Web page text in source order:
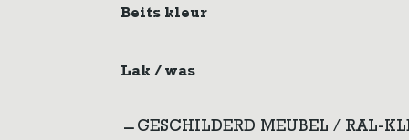
Beits kleur
Lak / was
GESCHILDERD MEUBEL / RAL-